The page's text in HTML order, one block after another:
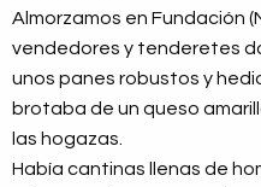
Almorzamos en Fundación
vendedores y tenderetes
unos panes robustos y
brotaba de un queso
las hogazas.
Había cantinas llenas de